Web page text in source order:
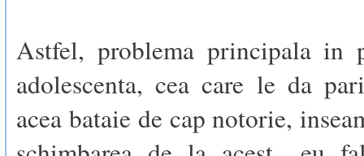
Astfel, problema principala in
adolescenta, cea care le da
acea bataie de cap notorie,